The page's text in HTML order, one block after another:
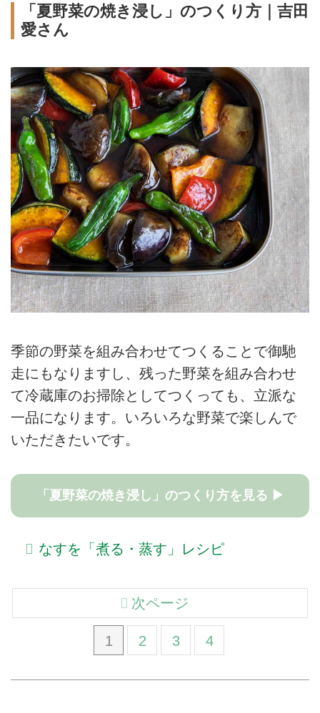
「夏野菜の焼き浸し」のつくり方｜吉田
愛さん
季節の野菜を組み合わせてつくることで御馳
走にもなりますし、残った野菜を組み合わせ
て冷蔵庫のお掃除としてつくっても、立派な
一品になります。いろいろな野菜で楽しんで
いただきたいです。
「夏野菜の焼き浸し」のつくり方を見る ▶
なすを「煮る・蒸す」レシピ
1 2 3 4
次ページ